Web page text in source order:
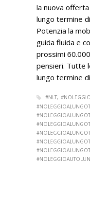
la nuova
lungo termine
Potenzia la
guida fluida e
prossimi
pensieri. Tutte
lungo termine
#NLT